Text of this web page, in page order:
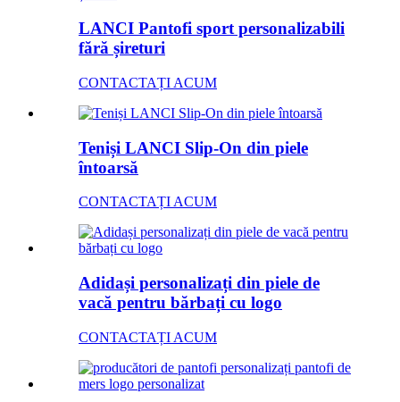
LANCI Pantofi sport personalizabili
fără șireturi
CONTACTAȚI ACUM
Teniși LANCI Slip-On din piele
întoarsă
CONTACTAȚI ACUM
Adidași personalizați din piele de
vacă pentru bărbați cu logo
CONTACTAȚI ACUM